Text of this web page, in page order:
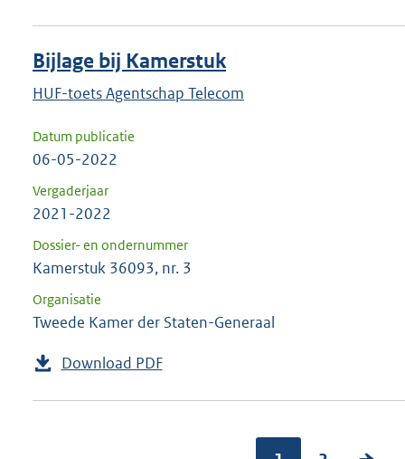
Bijlage bij Kamerstuk
HUF-toets Agentschap Telecom
Datum publicatie
06-05-2022
Vergaderjaar
2021-2022
Dossier- en ondernummer
Kamerstuk 36093, nr. 3
Organisatie
Tweede Kamer der Staten-Generaal
Download PDF